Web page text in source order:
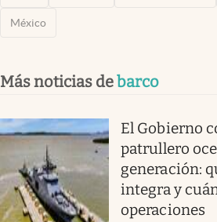
México
Más noticias debarco
El Gobierno
patrullero
generación:
integra y
operaciones